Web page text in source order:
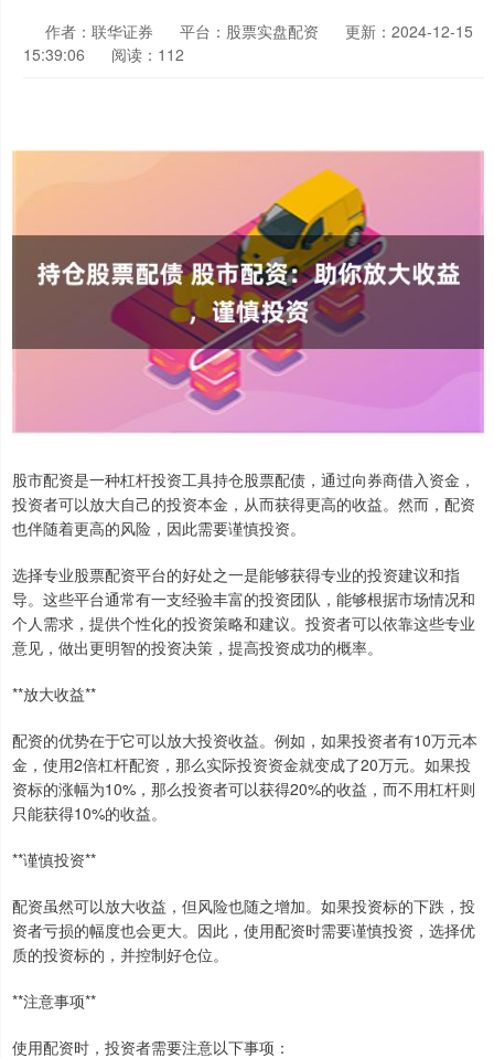
作者：联华证券 平台：股票实盘配资
更新：2024-12-15
15:39:06
阅读：112
股市配资是一种杠杆投资工具持仓股票配债，通过向券商借入资金，
投资者可以放大自己的投资本金，从而获得更高的收益。然而，配资
也伴随着更高的风险，因此需要谨慎投资。
选择专业股票配资平台的好处之一是能够获得专业的投资建议和指
导。这些平台通常有一支经验丰富的投资团队，能够根据市场情况和
个人需求，提供个性化的投资策略和建议。投资者可以依靠这些专业
意见，做出更明智的投资决策，提高投资成功的概率。
**放大收益**
配资的优势在于它可以放大投资收益。例如，如果投资者有10万元本
金，使用2倍杠杆配资，那么实际投资资金就变成了20万元。如果投
资标的涨幅为10%，那么投资者可以获得20%的收益，而不用杠杆则
只能获得10%的收益。
**谨慎投资**
配资虽然可以放大收益，但风险也随之增加。如果投资标的下跌，投
资者亏损的幅度也会更大。因此，使用配资时需要谨慎投资，选择优
质的投资标的，并控制好仓位。
**注意事项**
使用配资时，投资者需要注意以下事项：